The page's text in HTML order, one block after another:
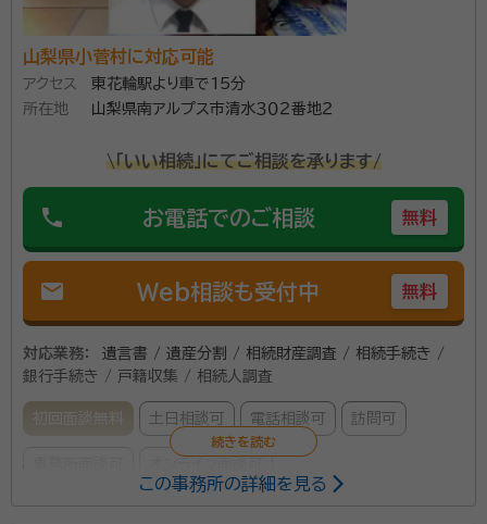
山梨県小菅村に対応可能
アクセス
東花輪駅より車で15分
所在地
山梨県南アルプス市清水３０２番地２
\「いい相続」にてご相談を承ります/
phone お電話でのご相談 無料
mail Web相談も受付中 無料
対応業務：
遺言書 / 遺産分割 / 相続財産調査 / 相続手続き /
銀行手続き / 戸籍収集 / 相続人調査
初回面談無料 土日相談可 電話相談可 訪問可
この事務所の詳細を見る